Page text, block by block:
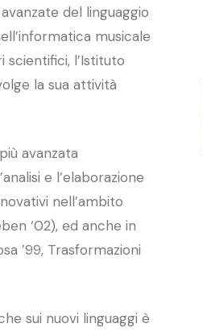
del linguaggio
musicale
l’Istituto
la sua attività
avanzata
e l’elaborazione
nell’ambito
‘02), ed anche in
’99, Trasformazioni
sui nuovi linguaggi è